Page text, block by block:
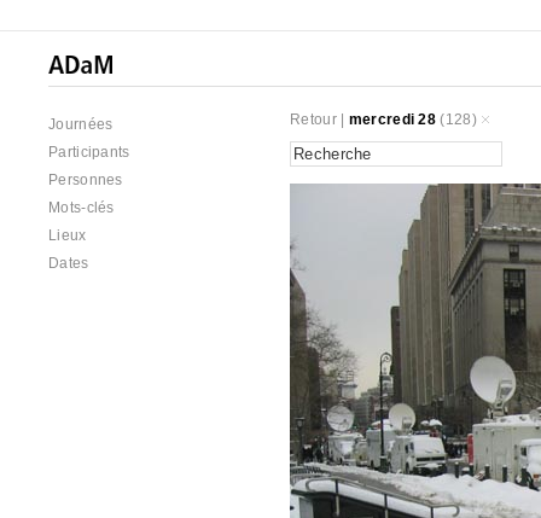
Journées
Participants
Personnes
Mots-clés
Lieux
Dates
Retour| mercredi 28 (128)